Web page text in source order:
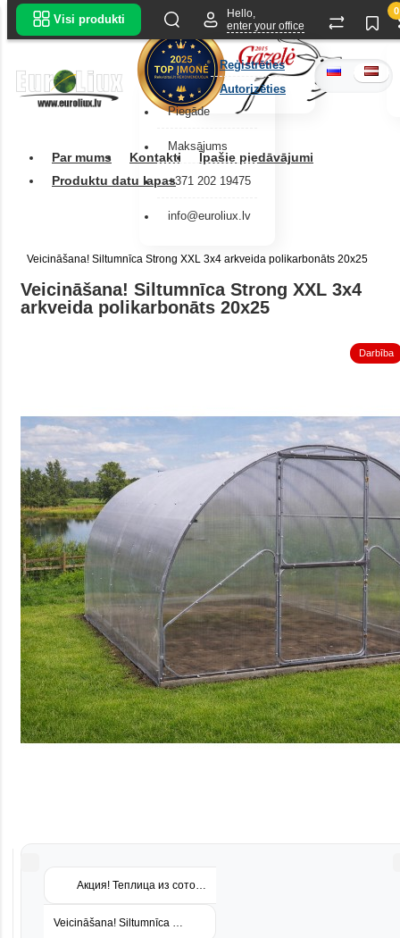
Piegāde
Maksājums
+371 202 19475
info@euroliux.lv
Par mums Kontakti
Īpašie piedāvājumi
Produktu datu lapas
Visi produkti
Hello,
enter your office
Reģistrēties
Autorizēties
0
Veicināšana! Siltumnīca Strong XXL 3x4 arkveida polikarbonāts 20x25
Veicināšana! Siltumnīca Strong XXL 3x4
arkveida polikarbonāts 20x25
Darbība
Акция! Теплица из сотового поликарбоната Profas 4x8
Veicināšana! Siltumnīca Strong XXL 3x6 arkveida polikarbonāts 20x25